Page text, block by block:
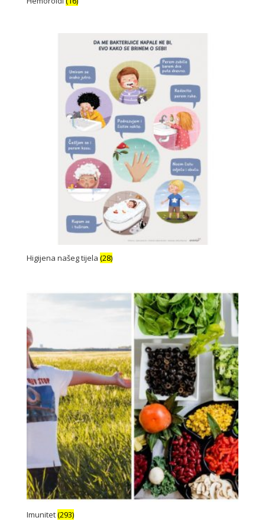
Higijena našeg tijela (28)
Imunitet(293)